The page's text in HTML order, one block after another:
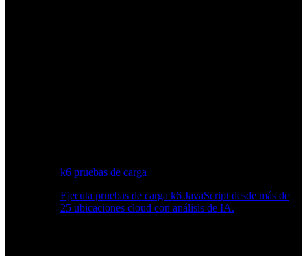
k6 pruebas de carga
Ejecuta pruebas de carga k6 JavaScript desde más de
25 ubicaciones cloud con análisis de IA.